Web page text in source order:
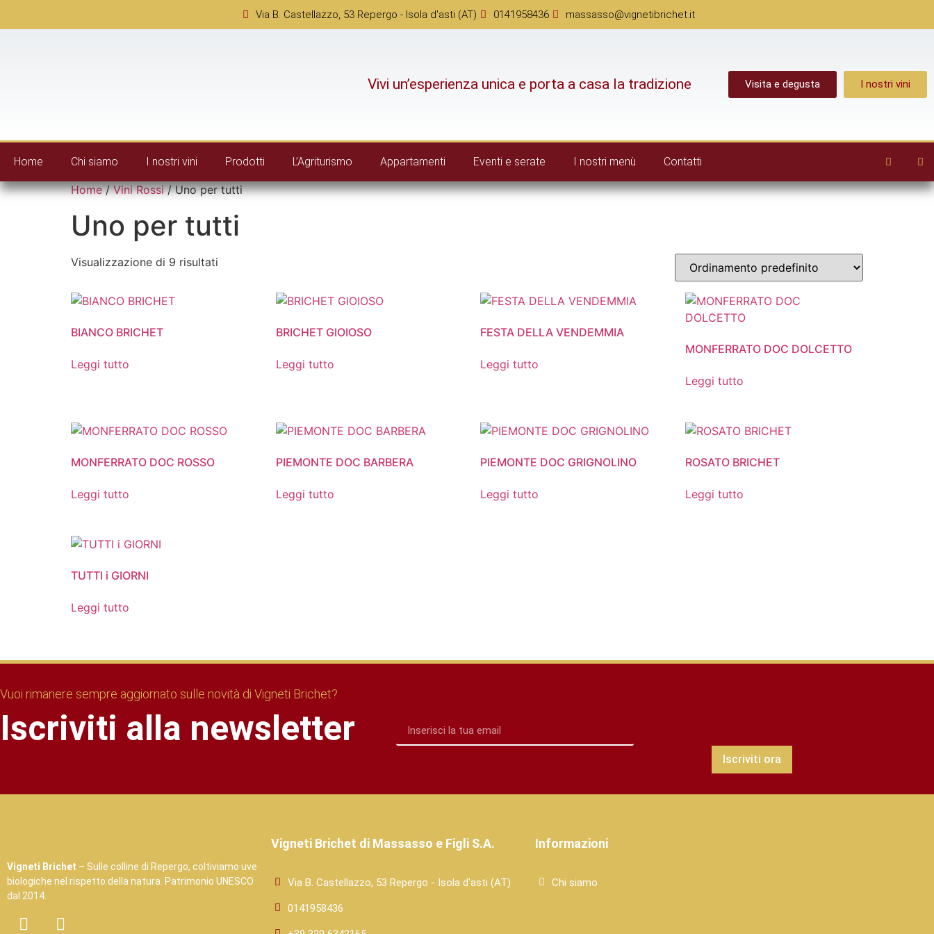
Via B. Castellazzo, 53 Repergo - Isola d'asti (AT) 0141958436 massasso@vignetibrichet.it
Vivi un’esperienza unica e porta a casa la tradizione Visita e degusta I nostri vini
Home Chi siamo I nostri vini Prodotti L’Agriturismo Appartamenti Eventi e serate I nostri menù Contatti
Home/Vini Rossi/ Uno per tutti
Uno per tutti
Visualizzazione di 9 risultati
BIANCO BRICHET
Leggi tutto
BRICHET GIOIOSO
Leggi tutto
FESTA DELLA VENDEMMIA
Leggi tutto
MONFERRATO DOC DOLCETTO
Leggi tutto
MONFERRATO DOC ROSSO
Leggi tutto
PIEMONTE DOC BARBERA
Leggi tutto
PIEMONTE DOC GRIGNOLINO
Leggi tutto
ROSATO BRICHET
Leggi tutto
TUTTI i GIORNI
Leggi tutto
Vuoi rimanere sempre aggiornato sulle novità di Vigneti Brichet?
Iscriviti alla newsletter
Iscriviti ora
Vigneti Brichet – Sulle colline di Repergo, coltiviamo uve
biologiche nel rispetto della natura. Patrimonio UNESCO
dal 2014.
Vigneti Brichet di Massasso e Figli S.A.
Via B. Castellazzo, 53 Repergo - Isola d'asti (AT)
0141958436
Informazioni
Chi siamo